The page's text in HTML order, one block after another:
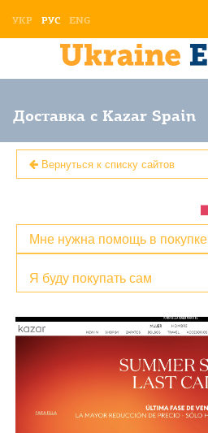
УКР РУС ENG
Доставка с Kazar Spain
Вернуться к списку сайтов
Я буду покупать сам
Мне нужна помощь в покупке